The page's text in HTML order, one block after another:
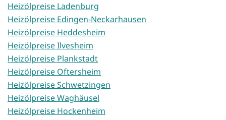
Heizölpreise Ladenburg
Heizölpreise Edingen-Neckarhausen
Heizölpreise Heddesheim
Heizölpreise Ilvesheim
Heizölpreise Plankstadt
Heizölpreise Oftersheim
Heizölpreise Schwetzingen
Heizölpreise Waghäusel
Heizölpreise Hockenheim